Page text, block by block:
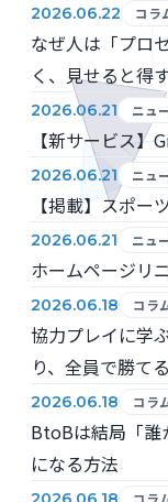
2026.06.22 コラ
なぜ人は「プロ
く、見せると得
2026.06.21 ニュ
【新サービス】
2026.06.21 ニュ
【掲載】スポー
2026.06.21 ニュ
ホームページリ
2026.06.18 コラ
協力プレイに学
り、全員で勝て
2026.06.18 コラ
BtoBは結局「誰
になる方法